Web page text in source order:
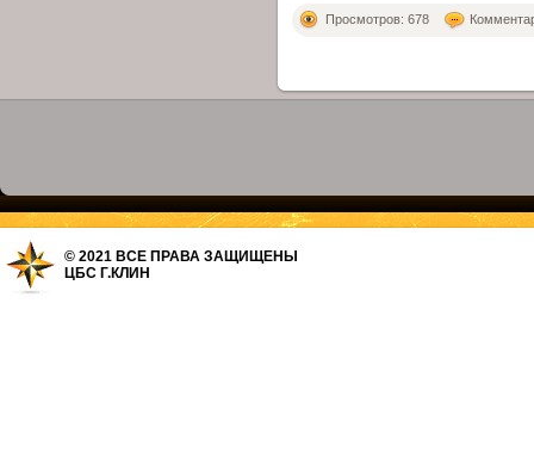
Просмотров: 678
© 2021 ВСЕ ПРАВА ЗАЩИЩЕНЫ
ЦБС Г.КЛИН